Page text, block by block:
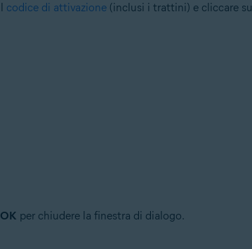
codice di attivazione(inclusi i trattini) e cliccare su
OK per chiudere la finestra di dialogo.